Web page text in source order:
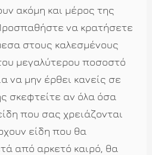
ακόμη και μέρος της
να κρατήσετε
στους καλεσμένους
μεγαλύτερου ποσοστό
να μην έρθει κανείς σε
σκεφτείτε αν όλα όσα
που σας χρειάζονται
είδη που θα
από αρκετό καιρό, θα